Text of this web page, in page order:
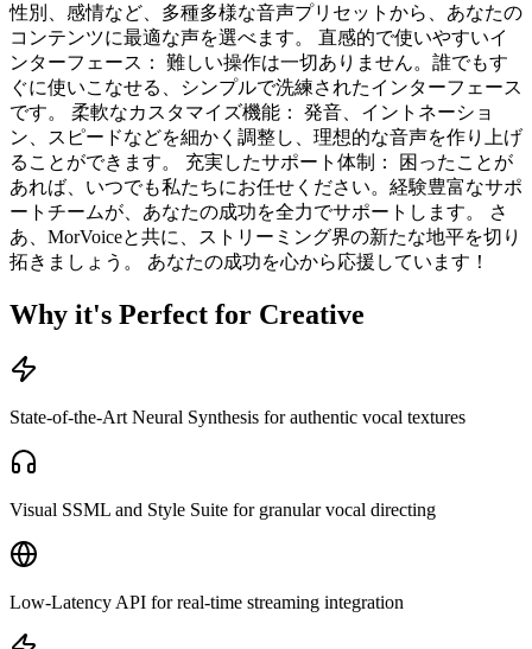
性別、感情など、多種多様な音声プリセットから、あなたの
コンテンツに最適な声を選べます。 直感的で使いやすいイ
ンターフェース： 難しい操作は一切ありません。誰でもす
ぐに使いこなせる、シンプルで洗練されたインターフェース
です。 柔軟なカスタマイズ機能： 発音、イントネーショ
ン、スピードなどを細かく調整し、理想的な音声を作り上げ
ることができます。 充実したサポート体制： 困ったことが
あれば、いつでも私たちにお任せください。経験豊富なサポ
ートチームが、あなたの成功を全力でサポートします。 さ
あ、MorVoiceと共に、ストリーミング界の新たな地平を切り
拓きましょう。 あなたの成功を心から応援しています！
Why it's Perfect for Creative
State-of-the-Art Neural Synthesis for authentic vocal textures
Visual SSML and Style Suite for granular vocal directing
Low-Latency API for real-time streaming integration